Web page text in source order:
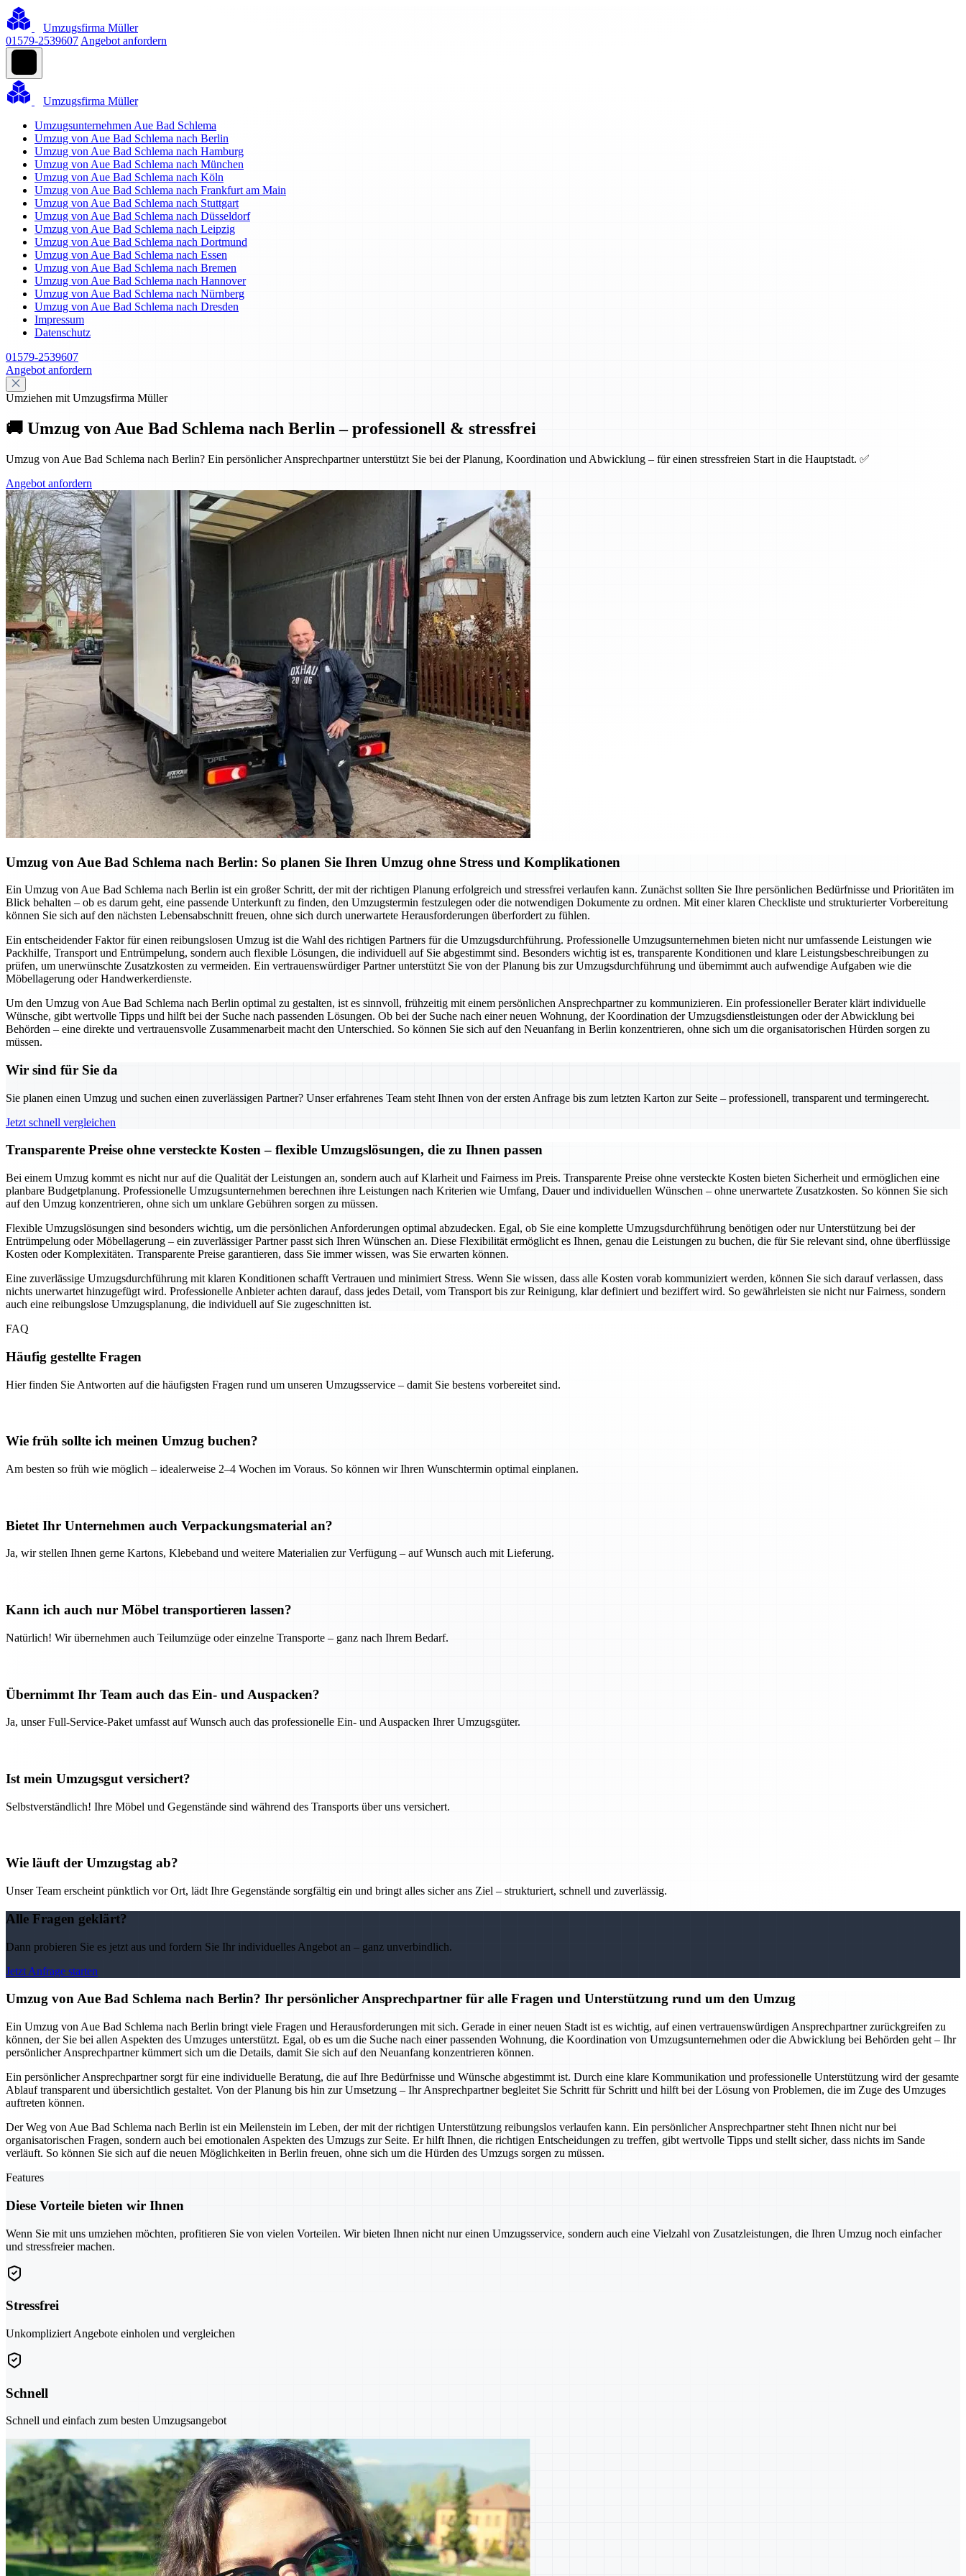
Umzugsfirma Müller
01579-2539607 Angebot anfordern
Umzugsfirma Müller
Umzugsunternehmen Aue Bad Schlema
Umzug von Aue Bad Schlema nach Berlin
Umzug von Aue Bad Schlema nach Hamburg
Umzug von Aue Bad Schlema nach München
Umzug von Aue Bad Schlema nach Köln
Umzug von Aue Bad Schlema nach Frankfurt am Main
Umzug von Aue Bad Schlema nach Stuttgart
Umzug von Aue Bad Schlema nach Düsseldorf
Umzug von Aue Bad Schlema nach Leipzig
Umzug von Aue Bad Schlema nach Dortmund
Umzug von Aue Bad Schlema nach Essen
Umzug von Aue Bad Schlema nach Bremen
Umzug von Aue Bad Schlema nach Hannover
Umzug von Aue Bad Schlema nach Nürnberg
Umzug von Aue Bad Schlema nach Dresden
Impressum
Datenschutz
01579-2539607
Angebot anfordern
Umziehen mit Umzugsfirma Müller
🚚 Umzug von Aue Bad Schlema nach Berlin – professionell & stressfrei
Umzug von Aue Bad Schlema nach Berlin? Ein persönlicher Ansprechpartner unterstützt Sie bei der Planung, Koordination und Abwicklung – für einen stressfreien Start in die Hauptstadt. ✅
Angebot anfordern
Umzug von Aue Bad Schlema nach Berlin: So planen Sie Ihren Umzug ohne Stress und Komplikationen
Ein Umzug von Aue Bad Schlema nach Berlin ist ein großer Schritt, der mit der richtigen Planung erfolgreich und stressfrei verlaufen kann. Zunächst sollten Sie Ihre persönlichen Bedürfnisse und Prioritäten im
Blick behalten – ob es darum geht, eine passende Unterkunft zu finden, den Umzugstermin festzulegen oder die notwendigen Dokumente zu ordnen. Mit einer klaren Checkliste und strukturierter Vorbereitung
können Sie sich auf den nächsten Lebensabschnitt freuen, ohne sich durch unerwartete Herausforderungen überfordert zu fühlen.
Ein entscheidender Faktor für einen reibungslosen Umzug ist die Wahl des richtigen Partners für die Umzugsdurchführung. Professionelle Umzugsunternehmen bieten nicht nur umfassende Leistungen wie
Packhilfe, Transport und Entrümpelung, sondern auch flexible Lösungen, die individuell auf Sie abgestimmt sind. Besonders wichtig ist es, transparente Konditionen und klare Leistungsbeschreibungen zu
prüfen, um unerwünschte Zusatzkosten zu vermeiden. Ein vertrauenswürdiger Partner unterstützt Sie von der Planung bis zur Umzugsdurchführung und übernimmt auch aufwendige Aufgaben wie die
Möbellagerung oder Handwerkerdienste.
Um den Umzug von Aue Bad Schlema nach Berlin optimal zu gestalten, ist es sinnvoll, frühzeitig mit einem persönlichen Ansprechpartner zu kommunizieren. Ein professioneller Berater klärt individuelle
Wünsche, gibt wertvolle Tipps und hilft bei der Suche nach passenden Lösungen. Ob bei der Suche nach einer neuen Wohnung, der Koordination der Umzugsdienstleistungen oder der Abwicklung bei
Behörden – eine direkte und vertrauensvolle Zusammenarbeit macht den Unterschied. So können Sie sich auf den Neuanfang in Berlin konzentrieren, ohne sich um die organisatorischen Hürden sorgen zu
müssen.
Wir sind für Sie da
Sie planen einen Umzug und suchen einen zuverlässigen Partner? Unser erfahrenes Team steht Ihnen von der ersten Anfrage bis zum letzten Karton zur Seite – professionell, transparent und termingerecht.
Jetzt schnell vergleichen
Transparente Preise ohne versteckte Kosten – flexible Umzugslösungen, die zu Ihnen passen
Bei einem Umzug kommt es nicht nur auf die Qualität der Leistungen an, sondern auch auf Klarheit und Fairness im Preis. Transparente Preise ohne versteckte Kosten bieten Sicherheit und ermöglichen eine
planbare Budgetplanung. Professionelle Umzugsunternehmen berechnen ihre Leistungen nach Kriterien wie Umfang, Dauer und individuellen Wünschen – ohne unerwartete Zusatzkosten. So können Sie sich
auf den Umzug konzentrieren, ohne sich um unklare Gebühren sorgen zu müssen.
Flexible Umzugslösungen sind besonders wichtig, um die persönlichen Anforderungen optimal abzudecken. Egal, ob Sie eine komplette Umzugsdurchführung benötigen oder nur Unterstützung bei der
Entrümpelung oder Möbellagerung – ein zuverlässiger Partner passt sich Ihren Wünschen an. Diese Flexibilität ermöglicht es Ihnen, genau die Leistungen zu buchen, die für Sie relevant sind, ohne überflüssige
Kosten oder Komplexitäten. Transparente Preise garantieren, dass Sie immer wissen, was Sie erwarten können.
Eine zuverlässige Umzugsdurchführung mit klaren Konditionen schafft Vertrauen und minimiert Stress. Wenn Sie wissen, dass alle Kosten vorab kommuniziert werden, können Sie sich darauf verlassen, dass
nichts unerwartet hinzugefügt wird. Professionelle Anbieter achten darauf, dass jedes Detail, vom Transport bis zur Reinigung, klar definiert und beziffert wird. So gewährleisten sie nicht nur Fairness, sondern
auch eine reibungslose Umzugsplanung, die individuell auf Sie zugeschnitten ist.
FAQ
Häufig gestellte Fragen
Hier finden Sie Antworten auf die häufigsten Fragen rund um unseren Umzugsservice – damit Sie bestens vorbereitet sind.
Wie früh sollte ich meinen Umzug buchen?
Am besten so früh wie möglich – idealerweise 2–4 Wochen im Voraus. So können wir Ihren Wunschtermin optimal einplanen.
Bietet Ihr Unternehmen auch Verpackungsmaterial an?
Ja, wir stellen Ihnen gerne Kartons, Klebeband und weitere Materialien zur Verfügung – auf Wunsch auch mit Lieferung.
Kann ich auch nur Möbel transportieren lassen?
Natürlich! Wir übernehmen auch Teilumzüge oder einzelne Transporte – ganz nach Ihrem Bedarf.
Übernimmt Ihr Team auch das Ein- und Auspacken?
Ja, unser Full-Service-Paket umfasst auf Wunsch auch das professionelle Ein- und Auspacken Ihrer Umzugsgüter.
Ist mein Umzugsgut versichert?
Selbstverständlich! Ihre Möbel und Gegenstände sind während des Transports über uns versichert.
Wie läuft der Umzugstag ab?
Unser Team erscheint pünktlich vor Ort, lädt Ihre Gegenstände sorgfältig ein und bringt alles sicher ans Ziel – strukturiert, schnell und zuverlässig.
Alle Fragen geklärt?
Dann probieren Sie es jetzt aus und fordern Sie Ihr individuelles Angebot an – ganz unverbindlich.
Jetzt Anfrage starten
Umzug von Aue Bad Schlema nach Berlin? Ihr persönlicher Ansprechpartner für alle Fragen und Unterstützung rund um den Umzug
Ein Umzug von Aue Bad Schlema nach Berlin bringt viele Fragen und Herausforderungen mit sich. Gerade in einer neuen Stadt ist es wichtig, auf einen vertrauenswürdigen Ansprechpartner zurückgreifen zu
können, der Sie bei allen Aspekten des Umzuges unterstützt. Egal, ob es um die Suche nach einer passenden Wohnung, die Koordination von Umzugsunternehmen oder die Abwicklung bei Behörden geht – Ihr
persönlicher Ansprechpartner kümmert sich um die Details, damit Sie sich auf den Neuanfang konzentrieren können.
Ein persönlicher Ansprechpartner sorgt für eine individuelle Beratung, die auf Ihre Bedürfnisse und Wünsche abgestimmt ist. Durch eine klare Kommunikation und professionelle Unterstützung wird der gesamte
Ablauf transparent und übersichtlich gestaltet. Von der Planung bis hin zur Umsetzung – Ihr Ansprechpartner begleitet Sie Schritt für Schritt und hilft bei der Lösung von Problemen, die im Zuge des Umzuges
auftreten können.
Der Weg von Aue Bad Schlema nach Berlin ist ein Meilenstein im Leben, der mit der richtigen Unterstützung reibungslos verlaufen kann. Ein persönlicher Ansprechpartner steht Ihnen nicht nur bei
organisatorischen Fragen, sondern auch bei emotionalen Aspekten des Umzugs zur Seite. Er hilft Ihnen, die richtigen Entscheidungen zu treffen, gibt wertvolle Tipps und stellt sicher, dass nichts im Sande
verläuft. So können Sie sich auf die neuen Möglichkeiten in Berlin freuen, ohne sich um die Hürden des Umzugs sorgen zu müssen.
Features
Diese Vorteile bieten wir Ihnen
Wenn Sie mit uns umziehen möchten, profitieren Sie von vielen Vorteilen. Wir bieten Ihnen nicht nur einen Umzugsservice, sondern auch eine Vielzahl von Zusatzleistungen, die Ihren Umzug noch einfacher
und stressfreier machen.
Stressfrei
Unkompliziert Angebote einholen und vergleichen
Schnell
Schnell und einfach zum besten Umzugsangebot